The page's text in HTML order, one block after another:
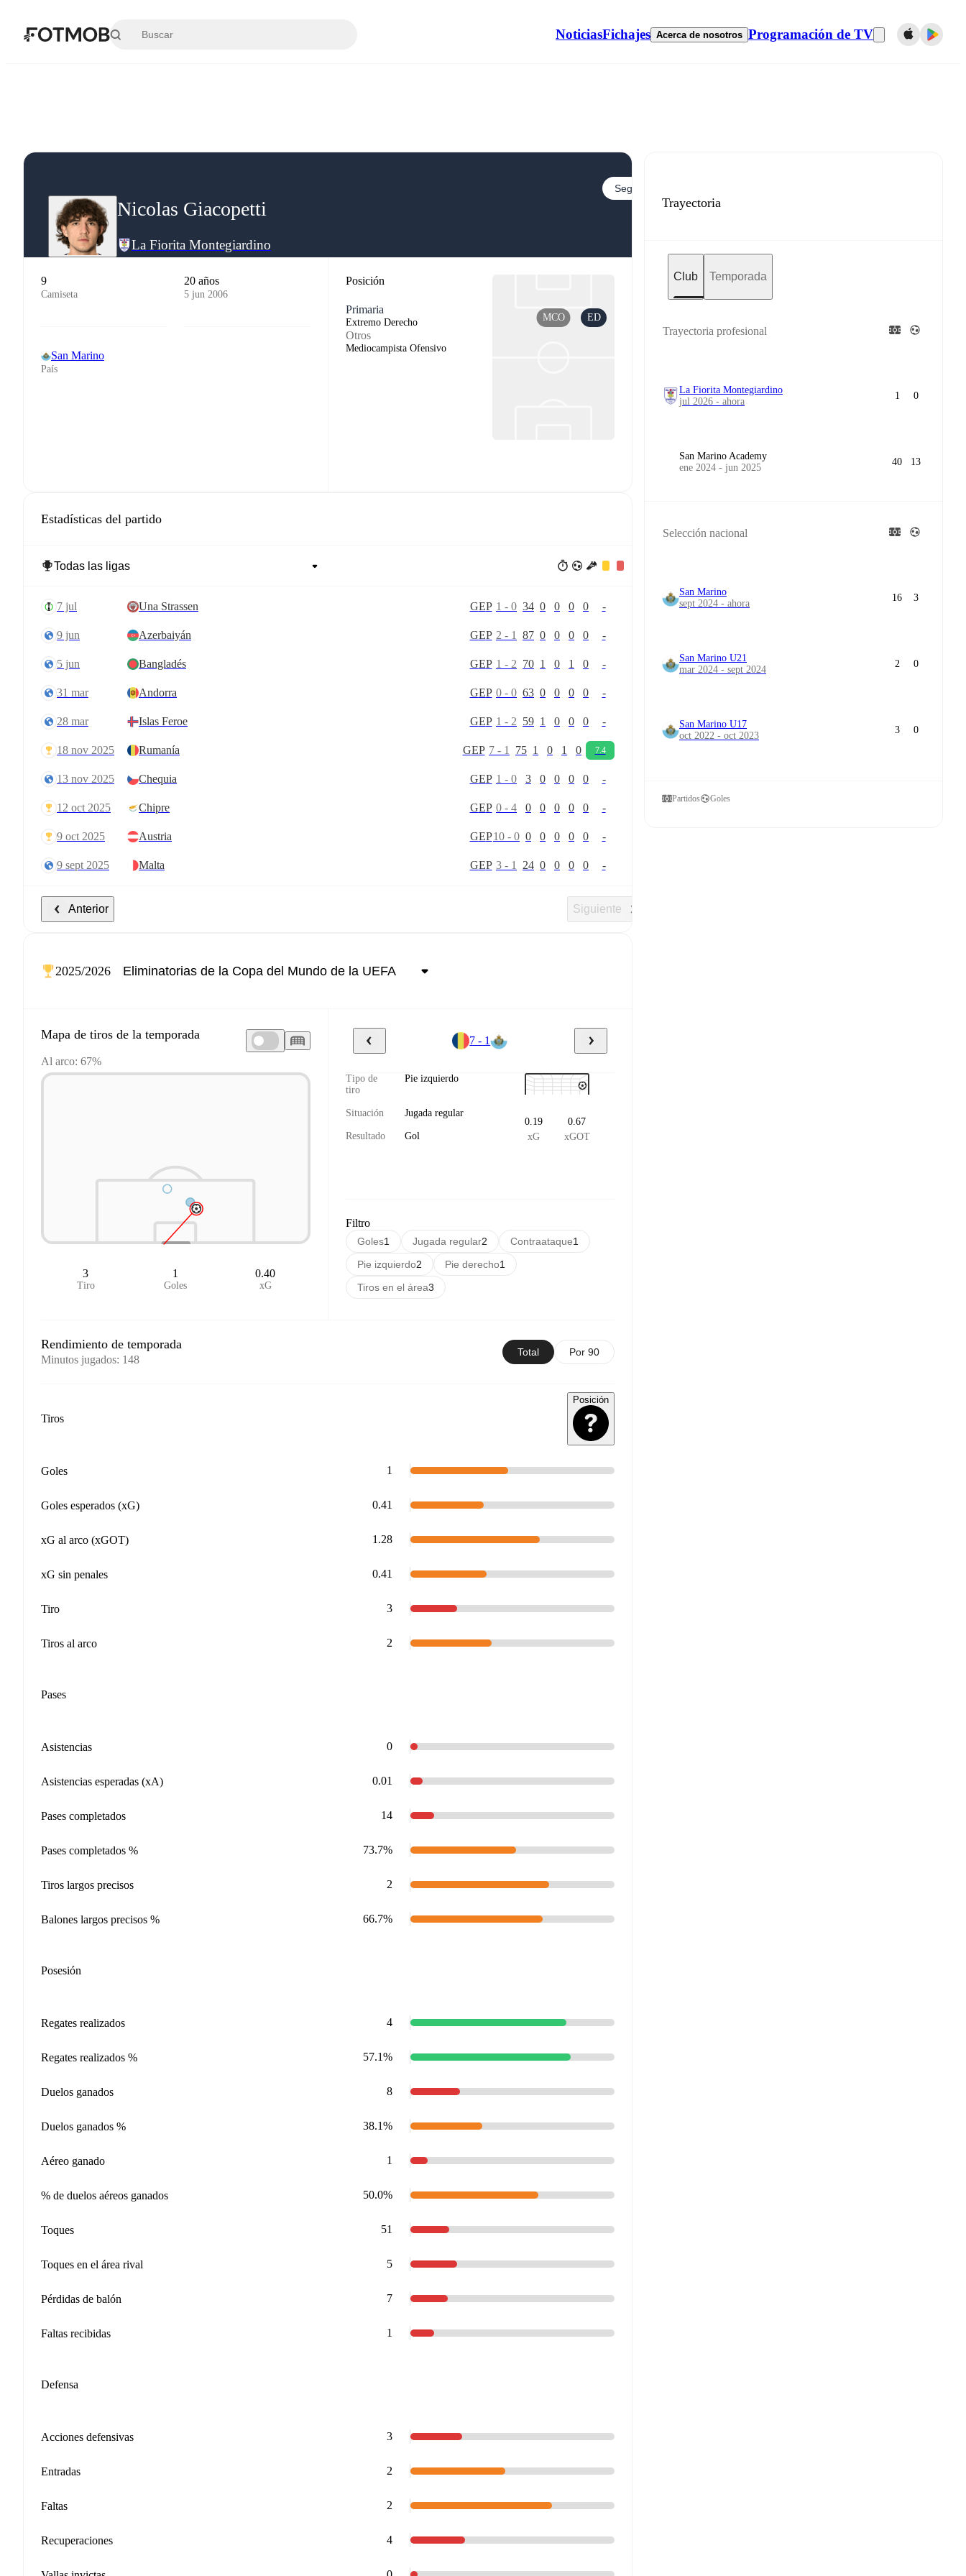
NoticiasFichajes Acerca de nosotros Programación de TV
Nicolas Giacopetti
La Fiorita Montegiardino
Seguir
9
Camiseta
20 años
5 jun 2006
San Marino
País
Posición
Primaria
Extremo Derecho
Otros
Mediocampista Ofensivo
MCO ED
Estadísticas del partido
7 jul Una Strassen GEP 1 - 0 34 0 0 0 0 -
9 jun Azerbaiyán GEP 2 - 1 87 0 0 0 0 -
5 jun Bangladés GEP 1 - 2 70 1 0 1 0 -
31 mar Andorra GEP 0 - 0 63 0 0 0 0 -
28 mar Islas Feroe GEP 1 - 2 59 1 0 0 0 -
18 nov 2025 Rumanía GEP 7 - 1 75 1 0 1 0 7.4
13 nov 2025 Chequia GEP 1 - 0 3 0 0 0 0 -
12 oct 2025 Chipre GEP 0 - 4 0 0 0 0 0 -
9 oct 2025 Austria GEP10 - 0 0 0 0 0 0 -
9 sept 2025 Malta GEP 3 - 1 24 0 0 0 0 -
Anterior Siguiente
2025/2026
Mapa de tiros de la temporada
Al arco: 67%
3
Tiro
1
Goles
0.40
xG
7 - 1
Tipo de
tiro
Pie izquierdo
Situación Jugada regular
Resultado Gol
0.19
xG
0.67
xGOT
Filtro
Goles1 Jugada regular2 Contraataque1
Pie izquierdo2 Pie derecho1
Tiros en el área3
Rendimiento de temporada
Minutos jugados: 148
Total Por 90
Tiros
Posición
Goles 1
Goles esperados (xG) 0.41
xG al arco (xGOT) 1.28
xG sin penales 0.41
Tiro 3
Tiros al arco 2
Pases
Asistencias 0
Asistencias esperadas (xA) 0.01
Pases completados 14
Pases completados % 73.7%
Tiros largos precisos 2
Balones largos precisos % 66.7%
Posesión
Regates realizados 4
Regates realizados % 57.1%
Duelos ganados 8
Duelos ganados % 38.1%
Aéreo ganado 1
% de duelos aéreos ganados 50.0%
Toques 51
Toques en el área rival 5
Pérdidas de balón 7
Faltas recibidas 1
Defensa
Acciones defensivas 3
Entradas 2
Faltas 2
Recuperaciones 4
Trayectoria
Club Temporada
Trayectoria profesional
La Fiorita Montegiardino
jul 2026 - ahora
1 0
San Marino Academy
ene 2024 - jun 2025
40 13
Selección nacional
San Marino
sept 2024 - ahora
16 3
San Marino U21
mar 2024 - sept 2024
2 0
San Marino U17
oct 2022 - oct 2023
3 0
Partidos Goles